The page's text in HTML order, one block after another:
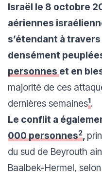
Israël le 8 octobre
aériennes
s’étendant à
densément
personneset en
majorité de ces
dernières semaines1.
Le conflit a
000 personnes2,
du sud de Beyrouth
Baalbek-Hermel,